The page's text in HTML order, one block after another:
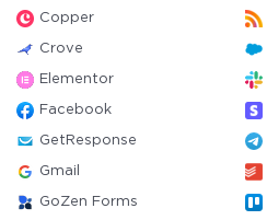
Copper
Crove
Elementor
Facebook
GetResponse
Gmail
GoZen Forms